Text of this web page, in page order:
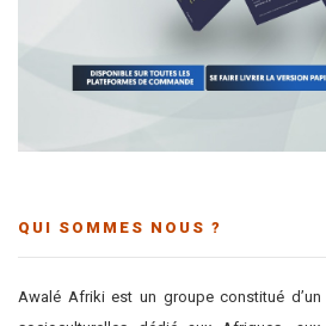
QUI SOMMES NOUS ?
Awalé Afriki est un groupe constitué